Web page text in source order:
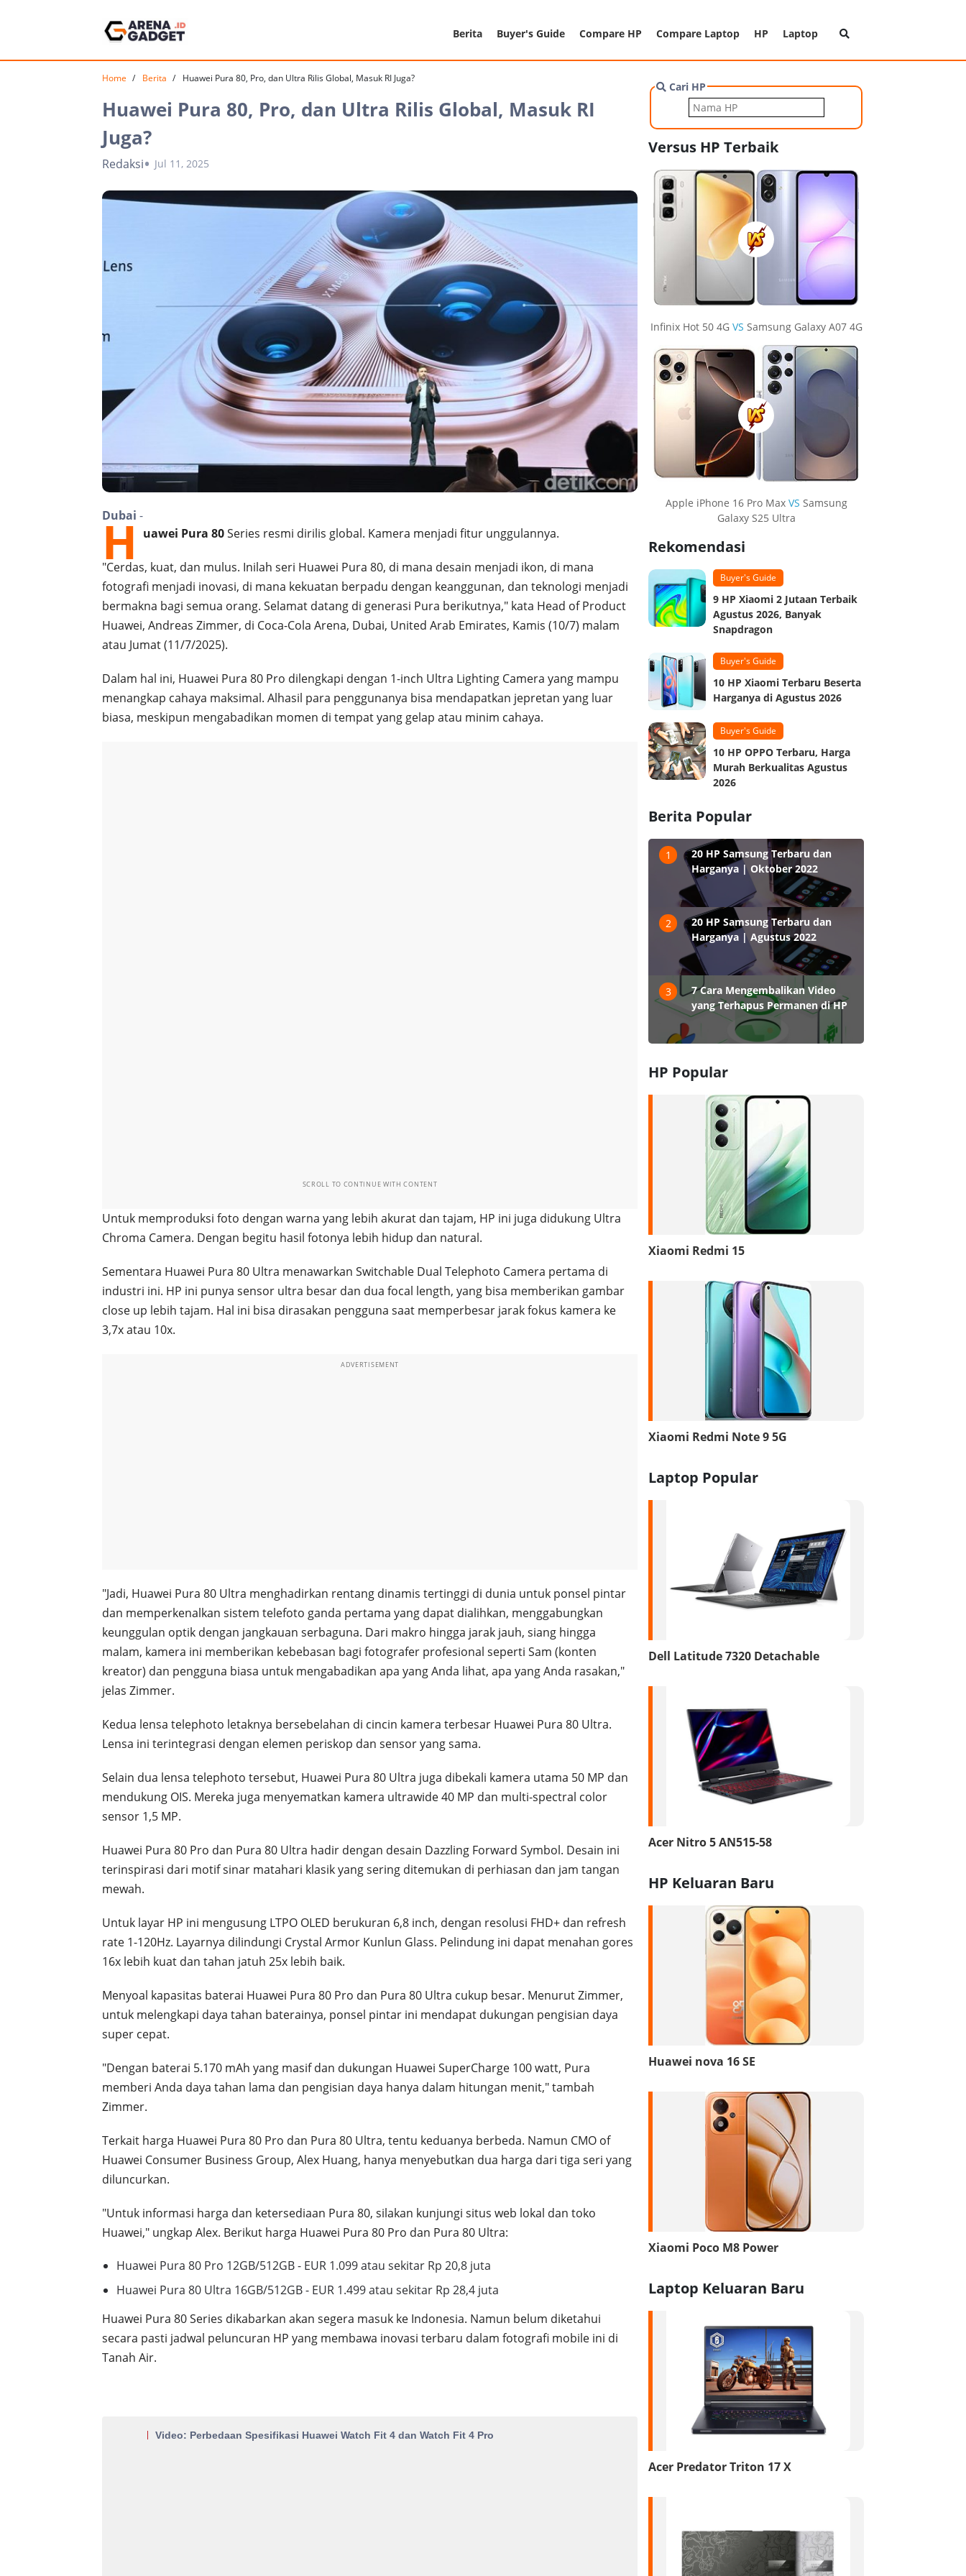
Berita Buyer's Guide Compare HP Compare Laptop HP Laptop
Home Berita Huawei Pura 80, Pro, dan Ultra Rilis Global, Masuk RI Juga?
Huawei Pura 80, Pro, dan Ultra Rilis Global, Masuk RI
Juga?
Redaksi Jul 11, 2025
Dubai -
H uawei Pura 80Series resmi dirilis global. Kamera menjadi fitur unggulannya.
"Cerdas, kuat, dan mulus. Inilah seri Huawei Pura 80, di mana desain menjadi ikon, di mana
fotografi menjadi inovasi, di mana kekuatan berpadu dengan keanggunan, dan teknologi menjadi
bermakna bagi semua orang. Selamat datang di generasi Pura berikutnya," kata Head of Product
Huawei, Andreas Zimmer, di Coca-Cola Arena, Dubai, United Arab Emirates, Kamis (10/7) malam
atau Jumat (11/7/2025).
Dalam hal ini, Huawei Pura 80 Pro dilengkapi dengan 1-inch Ultra Lighting Camera yang mampu
menangkap cahaya maksimal. Alhasil para penggunanya bisa mendapatkan jepretan yang luar
biasa, meskipun mengabadikan momen di tempat yang gelap atau minim cahaya.
SCROLL TO CONTINUE WITH CONTENT
Untuk memproduksi foto dengan warna yang lebih akurat dan tajam, HP ini juga didukung Ultra
Chroma Camera. Dengan begitu hasil fotonya lebih hidup dan natural.
Sementara Huawei Pura 80 Ultra menawarkan Switchable Dual Telephoto Camera pertama di
industri ini. HP ini punya sensor ultra besar dan dua focal length, yang bisa memberikan gambar
close up lebih tajam. Hal ini bisa dirasakan pengguna saat memperbesar jarak fokus kamera ke
3,7x atau 10x.
ADVERTISEMENT
"Jadi, Huawei Pura 80 Ultra menghadirkan rentang dinamis tertinggi di dunia untuk ponsel pintar
dan memperkenalkan sistem telefoto ganda pertama yang dapat dialihkan, menggabungkan
keunggulan optik dengan jangkauan serbaguna. Dari makro hingga jarak jauh, siang hingga
malam, kamera ini memberikan kebebasan bagi fotografer profesional seperti Sam (konten
kreator) dan pengguna biasa untuk mengabadikan apa yang Anda lihat, apa yang Anda rasakan,"
jelas Zimmer.
Kedua lensa telephoto letaknya bersebelahan di cincin kamera terbesar Huawei Pura 80 Ultra.
Lensa ini terintegrasi dengan elemen periskop dan sensor yang sama.
Selain dua lensa telephoto tersebut, Huawei Pura 80 Ultra juga dibekali kamera utama 50 MP dan
mendukung OIS. Mereka juga menyematkan kamera ultrawide 40 MP dan multi-spectral color
sensor 1,5 MP.
Huawei Pura 80 Pro dan Pura 80 Ultra hadir dengan desain Dazzling Forward Symbol. Desain ini
terinspirasi dari motif sinar matahari klasik yang sering ditemukan di perhiasan dan jam tangan
mewah.
Untuk layar HP ini mengusung LTPO OLED berukuran 6,8 inch, dengan resolusi FHD+ dan refresh
rate 1-120Hz. Layarnya dilindungi Crystal Armor Kunlun Glass. Pelindung ini dapat menahan gores
16x lebih kuat dan tahan jatuh 25x lebih baik.
Menyoal kapasitas baterai Huawei Pura 80 Pro dan Pura 80 Ultra cukup besar. Menurut Zimmer,
untuk melengkapi daya tahan baterainya, ponsel pintar ini mendapat dukungan pengisian daya
super cepat.
"Dengan baterai 5.170 mAh yang masif dan dukungan Huawei SuperCharge 100 watt, Pura
memberi Anda daya tahan lama dan pengisian daya hanya dalam hitungan menit," tambah
Zimmer.
Terkait harga Huawei Pura 80 Pro dan Pura 80 Ultra, tentu keduanya berbeda. Namun CMO of
Huawei Consumer Business Group, Alex Huang, hanya menyebutkan dua harga dari tiga seri yang
diluncurkan.
"Untuk informasi harga dan ketersediaan Pura 80, silakan kunjungi situs web lokal dan toko
Huawei," ungkap Alex. Berikut harga Huawei Pura 80 Pro dan Pura 80 Ultra:
Huawei Pura 80 Pro 12GB/512GB - EUR 1.099 atau sekitar Rp 20,8 juta
Huawei Pura 80 Ultra 16GB/512GB - EUR 1.499 atau sekitar Rp 28,4 juta
Huawei Pura 80 Series dikabarkan akan segera masuk ke Indonesia. Namun belum diketahui
secara pasti jadwal peluncuran HP yang membawa inovasi terbaru dalam fotografi mobile ini di
Tanah Air.
Video: Perbedaan Spesifikasi Huawei Watch Fit 4 dan Watch Fit 4 Pro
Cari HP
Versus HP Terbaik
Infinix Hot 50 4G VS Samsung Galaxy A07 4G
Apple iPhone 16 Pro Max VS Samsung
Galaxy S25 Ultra
Rekomendasi
Buyer's Guide
9 HP Xiaomi 2 Jutaan Terbaik
Agustus 2026, Banyak
Snapdragon
Buyer's Guide
10 HP Xiaomi Terbaru Beserta
Harganya di Agustus 2026
Buyer's Guide
10 HP OPPO Terbaru, Harga
Murah Berkualitas Agustus
2026
Berita Popular
1
20 HP Samsung Terbaru dan
Harganya | Oktober 2022
2
20 HP Samsung Terbaru dan
Harganya | Agustus 2022
3
7 Cara Mengembalikan Video
yang Terhapus Permanen di HP
HP Popular
Xiaomi Redmi 15
Xiaomi Redmi Note 9 5G
Laptop Popular
Dell Latitude 7320 Detachable
Acer Nitro 5 AN515-58
HP Keluaran Baru
Huawei nova 16 SE
Xiaomi Poco M8 Power
Laptop Keluaran Baru
Acer Predator Triton 17 X